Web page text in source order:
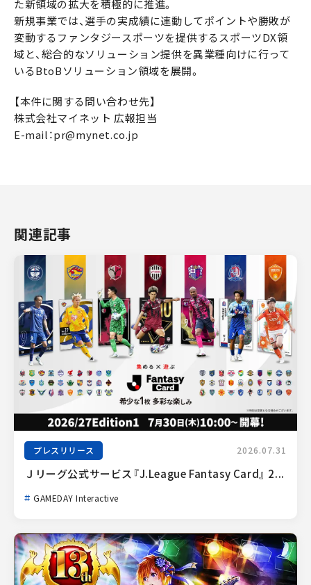
た新領域の拡大を積極的に推進。
新規事業では、選手の実成績に連動してポイントや勝敗が
変動するファンタジースポーツを提供するスポーツDX領
域と、総合的なソリューション提供を異業種向けに行って
いるBtoBソリューション領域を展開。
【本件に関する問い合わせ先】
株式会社マイネット 広報担当
E-mail：pr@mynet.co.jp
関連記事
プレスリリース 2026.07.31
Ｊリーグ公式サービス『J.League Fantasy Card』 2...
GAMEDAY Interactive